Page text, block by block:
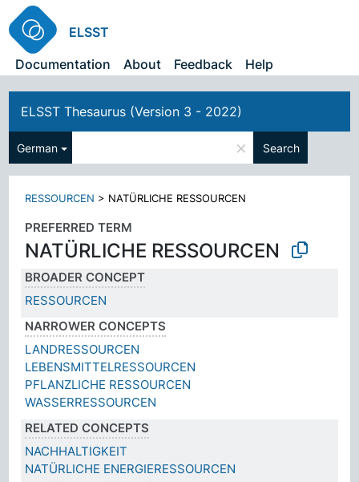
ELSST
Documentation
About Feedback Help
ELSST Thesaurus (Version 3 - 2022)
German × Search
RESSOURCEN > NATÜRLICHE RESSOURCEN
PREFERRED TERM
NATÜRLICHE RESSOURCEN
BROADER CONCEPT
RESSOURCEN
NARROWER CONCEPTS
LANDRESSOURCEN
LEBENSMITTELRESSOURCEN
PFLANZLICHE RESSOURCEN
WASSERRESSOURCEN
RELATED CONCEPTS
NACHHALTIGKEIT
NATÜRLICHE ENERGIERESSOURCEN